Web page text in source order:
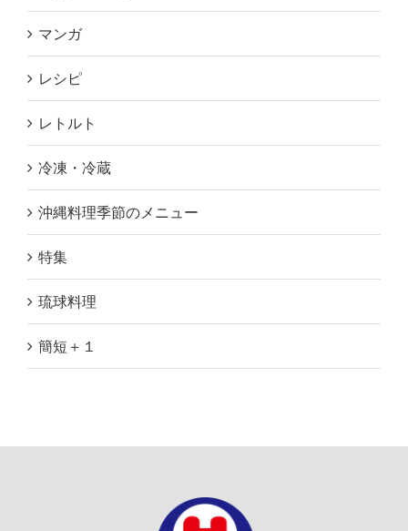
マンガ
レシピ
レトルト
冷凍・冷蔵
沖縄料理季節のメニュー
特集
琉球料理
簡短＋１